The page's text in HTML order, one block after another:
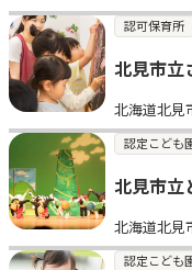
認可保育所
北見市立
北海道北見
認定こども
北見市立
北海道北見
認定こども